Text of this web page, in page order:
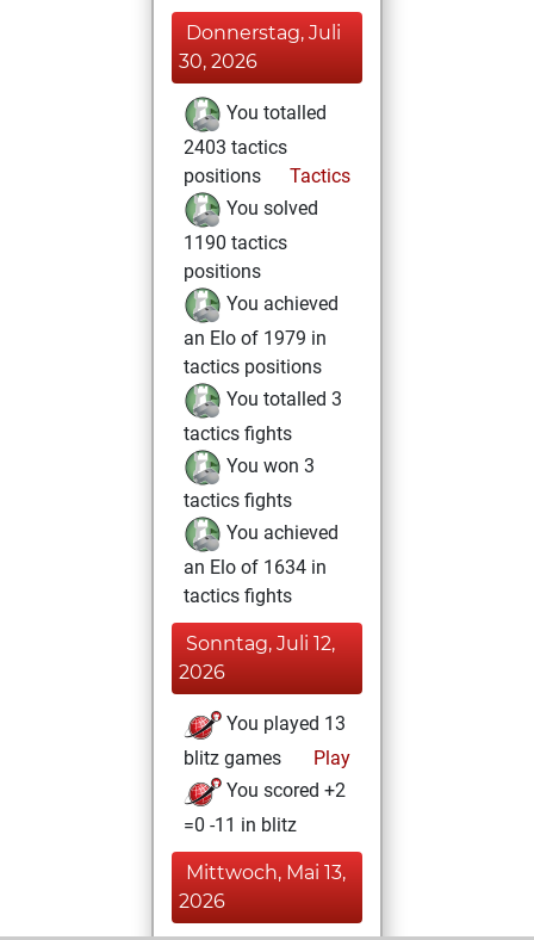
Donnerstag, Juli
30, 2026
You totalled
2403 tactics
positions
Tactics
You solved
1190 tactics
positions
You achieved
an Elo of 1979 in
tactics positions
You totalled 3
tactics fights
You won 3
tactics fights
You achieved
an Elo of 1634 in
tactics fights
Sonntag, Juli 12,
2026
You played 13
blitz games
Play
You scored +2
=0 -11 in blitz
Mittwoch, Mai 13,
2026